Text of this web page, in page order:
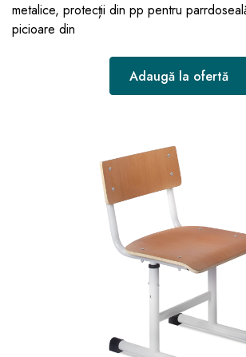
metalice, protecții din pp pentru
picioare din
Adaugă la ofertă